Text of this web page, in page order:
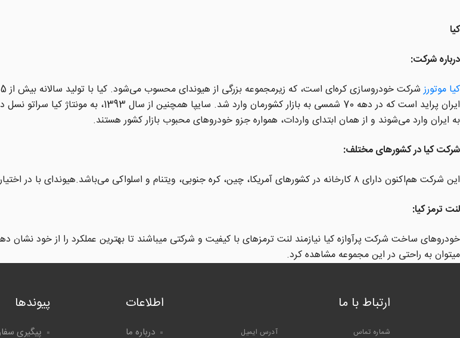
کیا
درباره شرکت:
کیا موتورز
به ایران وارد می‌شوند و از همان ابتدای واردات، همواره جزو خودروهای محبوب بازار کشور هستند.
شرکت کیا در کشورهای مختلف:
این شرکت هم‌اکنون دارای ۸ کارخانه در کشورهای آمریکا، چین، کره جنوبی، ویتنام و اسلواکی می‌باشد.هیوندای با در اختیار داشتن ۳۳٫۹۹٪ از سهام کیا موتورز، بزرگترین سهام‌دار آن به‌شمار می‌آید.
لنت ترمز کیا:
خودروهای ساخت شرکت پرآوازه کیا نیازمند لنت ترمزهای با کیفیت و شرکتی میباشند تا بهترین عملکرد را از خود نشان
میتوان به راحتی در این مجموعه مشاهده کرد.
ارتباط با ما
شماره تماس آدرس ایمیل
اطلاعات
درباره ما
پیوندها
پیگیری